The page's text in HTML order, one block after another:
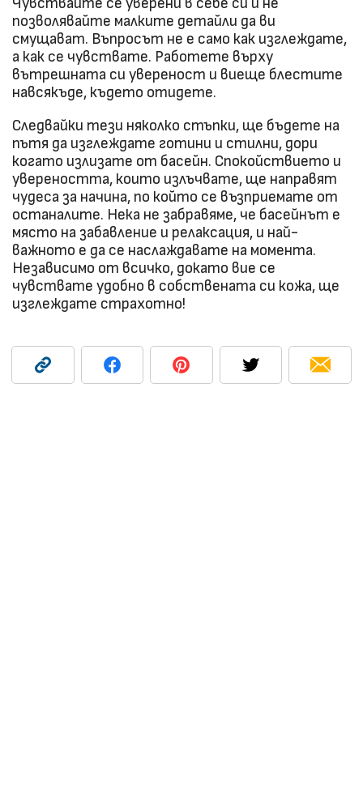
Чувствайте се уверени в себе си и не
позволявайте малките детайли да ви
смущават. Въпросът не е само как изглеждате,
а как се чувствате. Работете върху
вътрешната си увереност и виеще блестите
навсякъде, където отидете.
Следвайки тези няколко стъпки, ще бъдете на
пътя да изглеждате готини и стилни, дори
когато излизате от басейн. Спокойствието и
увереността, които излъчвате, ще направят
чудеса за начина, по който се възприемате от
останалите. Нека не забравяме, че басейнът е
място на забавление и релаксация, и най-
важното е да се наслаждавате на момента.
Независимо от всичко, докато вие се
чувствате удобно в собствената си кожа, ще
изглеждате страхотно!